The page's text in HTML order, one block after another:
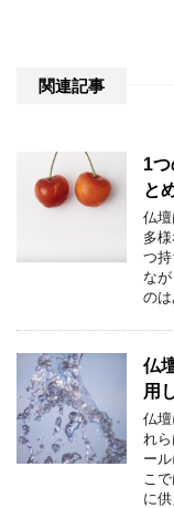
関連記事
1
と
仏
多
つ
な
の
仏
用
仏
れ
ー
こ
に